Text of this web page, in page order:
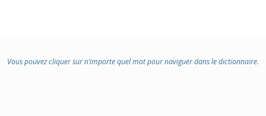
Vous pouvez cliquer sur n’importe quel mot pour naviguer dans le dictionnaire.